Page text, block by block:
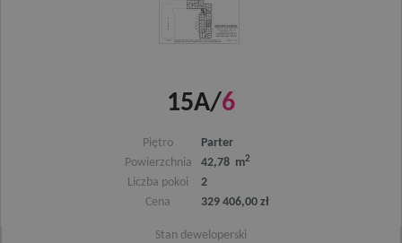
15A/6
Piętro
Parter
Powierzchnia
42,78 m2
Liczba pokoi
2
Cena
329 406,00 zł
Stan deweloperski